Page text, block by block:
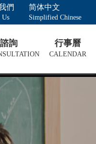
們
Us
简体中文
Simplified Chinese
詢 行事曆
CALENDAR